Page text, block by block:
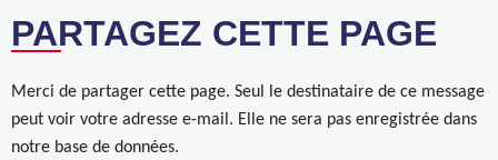
PARTAGEZ CETTE PAGE
Merci de partager cette page. Seul le destinataire de ce message
peut voir votre adresse e-mail. Elle ne sera pas enregistrée dans
notre base de données.